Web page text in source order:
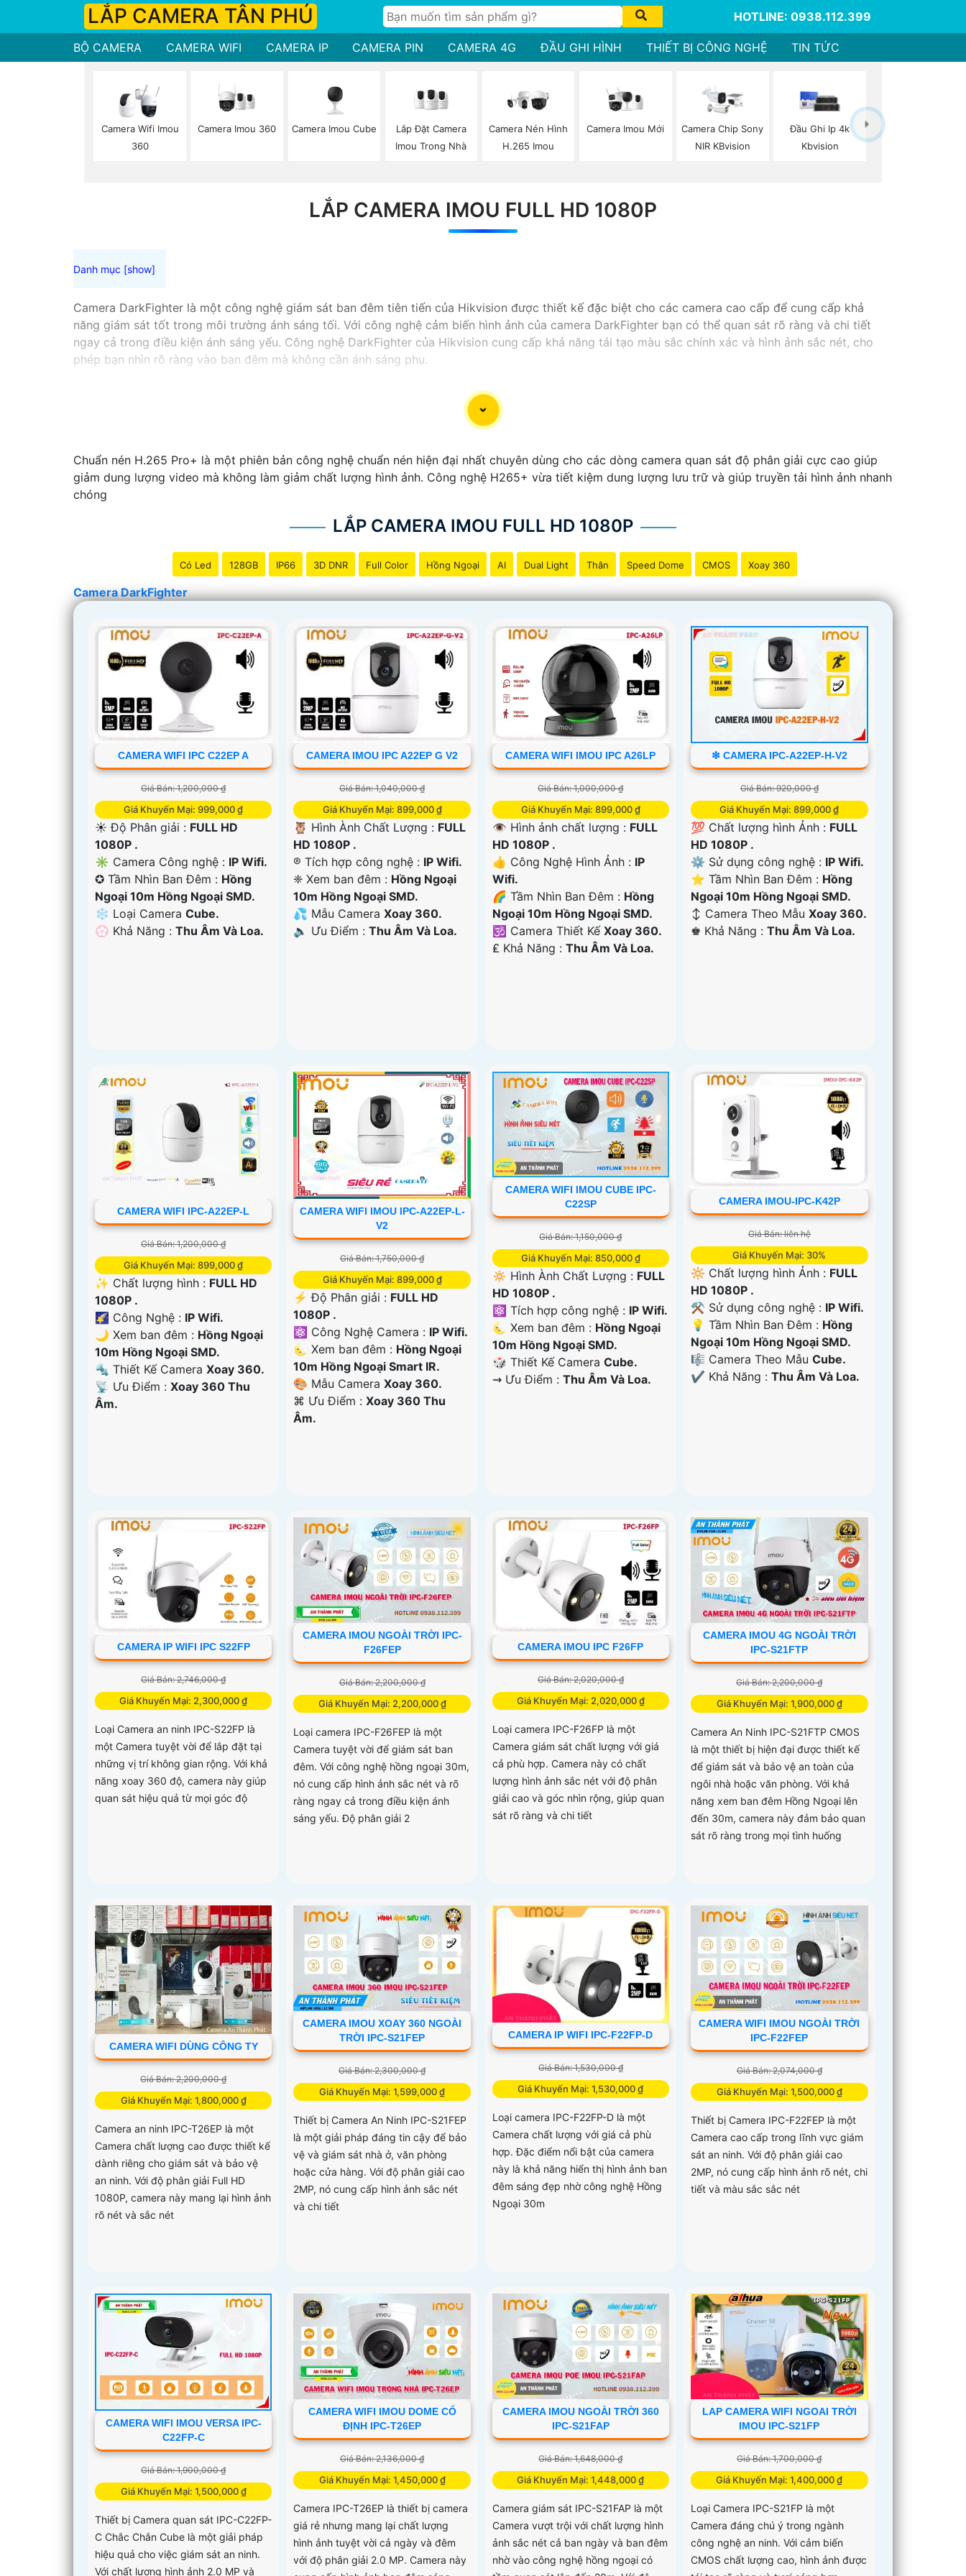
LẮP CAMERA TÂN PHÚ HOTLINE: 0938.112.399
BỘ CAMERA CAMERA WIFI CAMERA IP CAMERA PIN CAMERA 4G ĐẦU GHI HÌNH THIẾT BỊ CÔNG NGHỆ TIN TỨC
Camera Wifi Imou
360
Camera Imou 360 Camera Imou Cube
Lắp Đặt Camera
Imou Trong Nhà
Camera Nén Hình
H.265 Imou
Camera Imou Mới
Camera Chip Sony
NIR KBvision
Đầu Ghi Ip 4k
Kbvision
LẮP CAMERA IMOU FULL HD 1080P
Camera DarkFighter là một công nghệ giám sát ban đêm tiên tiến của Hikvision được thiết kế đặc biệt cho các camera cao cấp để cung cấp khả
năng giám sát tốt trong môi trường ánh sáng tối. Với công nghệ cảm biến hình ảnh của camera DarkFighter bạn có thể quan sát rõ ràng và chi tiết
ngay cả trong điều kiện ánh sáng yếu. Công nghệ DarkFighter của Hikvision cung cấp khả năng tái tạo màu sắc chính xác và hình ảnh sắc nét, cho
phép bạn nhìn rõ ràng vào ban đêm mà không cần ánh sáng phụ.
Chuẩn nén H.265 Pro+ là một phiên bản công nghệ chuẩn nén hiện đại nhất chuyên dùng cho các dòng camera quan sát độ phân giải cực cao giúp
giảm dung lượng video mà không làm giảm chất lượng hình ảnh. Công nghệ H265+ vừa tiết kiệm dung lượng lưu trữ và giúp truyền tải hình ảnh nhanh
chóng
LẮP CAMERA IMOU FULL HD 1080P
Có Led 128GB IP66 3D DNR Full Color Hồng Ngoại AI Dual Light Thân Speed Dome CMOS Xoay 360
Camera DarkFighter
CAMERA WIFI IPC C22EP A
Giá Bán: 1,200,000 ₫
Giá Khuyến Mại: 999,000 ₫
☀️ Độ Phân giải : FULL HD
1080P .
✳️ Camera Công nghệ : IP Wifi.
✪ Tầm Nhìn Ban Đêm : Hồng
Ngoại 10m Hồng Ngoại SMD.
❄ Loại Camera Cube.
️💮 Khả Năng : Thu Âm Và Loa.
CAMERA IMOU IPC A22EP G V2
Giá Bán: 1,040,000 ₫
Giá Khuyến Mại: 899,000 ₫
🦉 Hình Ành Chất Lượng : FULL
HD 1080P .
®️ Tích hợp công nghệ : IP Wifi.
❈ Xem ban đêm : Hồng Ngoại
10m Hồng Ngoại SMD.
💦 Mẫu CameraXoay 360.
️🔈 Ưu Điểm :Thu Âm Và Loa.
CAMERA WIFI IMOU IPC A26LP
Giá Bán: 1,000,000 ₫
Giá Khuyến Mại: 899,000 ₫
👁 Hình ảnh chất lượng : FULL
HD 1080P .
👍 Công Nghệ Hình Ảnh : IP
Wifi.
🌈 Tầm Nhìn Ban Đêm : Hồng
Ngoại 10m Hồng Ngoại SMD.
🕉️ Camera Thiết Kế Xoay 360.
️₤ Khả Năng : Thu Âm Và Loa.
❇ CAMERA IPC-A22EP-H-V2
Giá Bán: 920,000 ₫
Giá Khuyến Mại: 899,000 ₫
💯 Chất lượng hình Ảnh : FULL
HD 1080P .
⚙ Sử dụng công nghệ : IP Wifi.
⭐ Tầm Nhìn Ban Đêm : Hồng
Ngoại 10m Hồng Ngoại SMD.
↕️ Camera Theo MẫuXoay 360.
️♚ Khả Năng :Thu Âm Và Loa.
CAMERA WIFI IPC-A22EP-L
Giá Bán: 1,200,000 ₫
Giá Khuyến Mại: 899,000 ₫
✨ Chất lượng hình : FULL HD
1080P .
🌠 Công Nghệ : IP Wifi.
🌙 Xem ban đêm : Hồng Ngoại
10m Hồng Ngoại SMD.
🔩 Thiết Kế Camera Xoay 360.
️📡 Ưu Điểm : Xoay 360 Thu
Âm.
CAMERA WIFI IMOU IPC-A22EP-L-
V2
Giá Bán: 1,750,000 ₫
Giá Khuyến Mại: 899,000 ₫
️⚡ Độ Phân giải : FULL HD
1080P .
⚛️ Công Nghệ Camera : IP Wifi.
🌜 Xem ban đêm : Hồng Ngoại
10m Hồng Ngoại Smart IR.
🎨 Mẫu CameraXoay 360.
️⌘ Ưu Điểm :Xoay 360 Thu
Âm.
CAMERA WIFI IMOU CUBE IPC-
C22SP
Giá Bán: 1,150,000 ₫
Giá Khuyến Mại: 850,000 ₫
🔅 Hình Ành Chất Lượng : FULL
HD 1080P .
⚛️ Tích hợp công nghệ : IP Wifi.
🌜 Xem ban đêm : Hồng Ngoại
10m Hồng Ngoại SMD.
🎲 Thiết Kế Camera Cube.
️⇝ Ưu Điểm : Thu Âm Và Loa.
CAMERA IMOU-IPC-K42P
Giá Bán: liên hệ
Giá Khuyến Mại: 30%
🔆 Chất lượng hình Ảnh : FULL
HD 1080P .
⚒ Sử dụng công nghệ : IP Wifi.
💡 Tầm Nhìn Ban Đêm : Hồng
Ngoại 10m Hồng Ngoại SMD.
🎼️ Camera Theo MẫuCube.
️✔️ Khả Năng :Thu Âm Và Loa.
CAMERA IP WIFI IPC S22FP
Giá Bán: 2,746,000 ₫
Giá Khuyến Mại: 2,300,000 ₫
Loại Camera an ninh IPC-S22FP là
một Camera tuyệt vời để lắp đặt tại
những vị trí không gian rộng. Với khả
năng xoay 360 độ, camera này giúp
quan sát hiệu quả từ mọi góc độ
CAMERA IMOU NGOÀI TRỜI IPC-
F26FEP
Giá Bán: 2,200,000 ₫
Giá Khuyến Mại: 2,200,000 ₫
Loại camera IPC-F26FEP là một
Camera tuyệt vời để giám sát ban
đêm. Với công nghệ hồng ngoại 30m,
nó cung cấp hình ảnh sắc nét và rõ
ràng ngay cả trong điều kiện ánh
sáng yếu. Độ phân giải 2
CAMERA IMOU IPC F26FP
Giá Bán: 2,020,000 ₫
Giá Khuyến Mại: 2,020,000 ₫
Loại camera IPC-F26FP là một
Camera giám sát chất lượng với giá
cả phù hợp. Camera này có chất
lượng hình ảnh sắc nét với độ phân
giải cao và góc nhìn rộng, giúp quan
sát rõ ràng và chi tiết
CAMERA IMOU 4G NGOÀI TRỜI
IPC-S21FTP
Giá Bán: 2,200,000 ₫
Giá Khuyến Mại: 1,900,000 ₫
Camera An Ninh IPC-S21FTP CMOS
là một thiết bị hiện đại được thiết kế
để giám sát và bảo vệ an toàn của
ngôi nhà hoặc văn phòng. Với khả
năng xem ban đêm Hồng Ngoại lên
đến 30m, camera này đảm bảo quan
sát rõ ràng trong mọi tình huống
CAMERA WIFI DÙNG CÔNG TY
Giá Bán: 2,200,000 ₫
Giá Khuyến Mại: 1,800,000 ₫
Camera an ninh IPC-T26EP là một
Camera chất lượng cao được thiết kế
dành riêng cho giám sát và bảo vệ
an ninh. Với độ phân giải Full HD
1080P, camera này mang lại hình ảnh
rõ nét và sắc nét
CAMERA IMOU XOAY 360 NGOÀI
TRỜI IPC-S21FEP
Giá Bán: 2,300,000 ₫
Giá Khuyến Mại: 1,599,000 ₫
Thiết bị Camera An Ninh IPC-S21FEP
là một giải pháp đáng tin cậy để bảo
vệ và giám sát nhà ở, văn phòng
hoặc cửa hàng. Với độ phân giải cao
2MP, nó cung cấp hình ảnh sắc nét
và chi tiết
CAMERA IP WIFI IPC-F22FP-D
Giá Bán: 1,530,000 ₫
Giá Khuyến Mại: 1,530,000 ₫
Loại camera IPC-F22FP-D là một
Camera chất lượng với giá cả phù
hợp. Đặc điểm nổi bật của camera
này là khả năng hiển thị hình ảnh ban
đêm sáng đẹp nhờ công nghệ Hồng
Ngoại 30m
CAMERA WIFI IMOU NGOÀI TRỜI
IPC-F22FEP
Giá Bán: 2,074,000 ₫
Giá Khuyến Mại: 1,500,000 ₫
Thiết bị Camera IPC-F22FEP là một
Camera cao cấp trong lĩnh vực giám
sát an ninh. Với độ phân giải cao
2MP, nó cung cấp hình ảnh rõ nét, chi
tiết và màu sắc sắc nét
CAMERA WIFI IMOU VERSA IPC-
C22FP-C
Giá Bán: 1,900,000 ₫
Giá Khuyến Mại: 1,500,000 ₫
Thiết bị Camera quan sát IPC-C22FP-
C Chắc Chắn Cube là một giải pháp
hiệu quả cho việc giám sát an ninh.
Với chất lượng hình ảnh 2.0 MP và
CAMERA WIFI IMOU DOME CỐ
ĐỊNH IPC-T26EP
Giá Bán: 2,136,000 ₫
Giá Khuyến Mại: 1,450,000 ₫
Camera IPC-T26EP là thiết bị camera
giá rẻ nhưng mang lại chất lượng
hình ảnh tuyệt vời cả ngày và đêm
với độ phân giải 2.0 MP. Camera này
CAMERA IMOU NGOÀI TRỜI 360
IPC-S21FAP
Giá Bán: 1,648,000 ₫
Giá Khuyến Mại: 1,448,000 ₫
Camera giám sát IPC-S21FAP là một
Camera vượt trội với chất lượng hình
ảnh sắc nét cả ban ngày và ban đêm
nhờ vào công nghệ hồng ngoại có
LAP CAMERA WIFI NGOAI TRỜI
IMOU IPC-S21FP
Giá Bán: 1,700,000 ₫
Giá Khuyến Mại: 1,400,000 ₫
Loại Camera IPC-S21FP là một
Camera đáng chú ý trong ngành
công nghệ an ninh. Với cảm biến
CMOS chất lượng cao, hình ảnh được